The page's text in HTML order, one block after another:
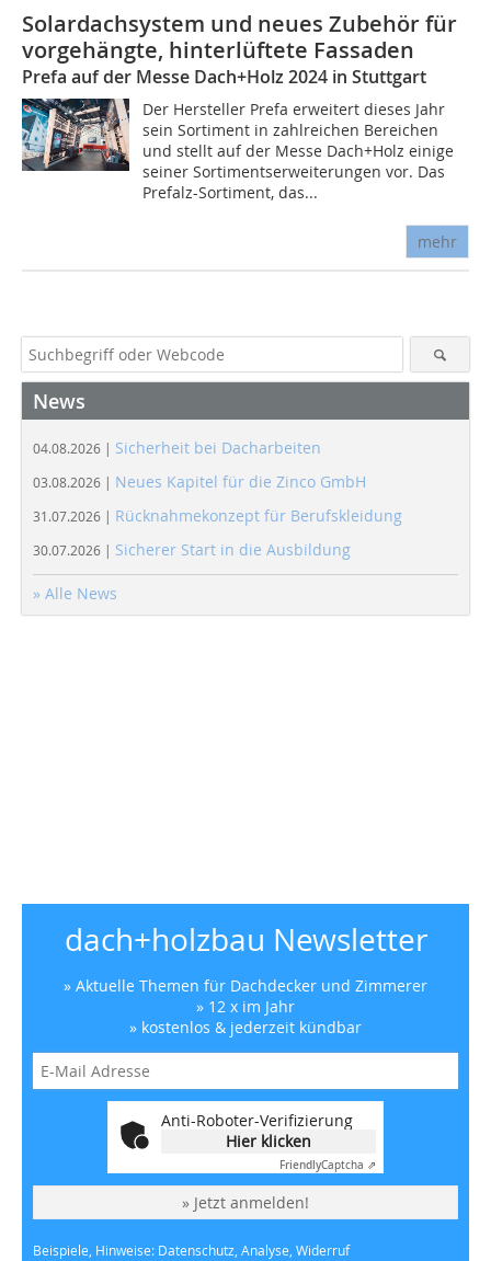
Solardachsystem und neues Zubehör für
vorgehängte, hinterlüftete Fassaden
Prefa auf der Messe Dach+Holz 2024 in Stuttgart
Der Hersteller Prefa erweitert dieses Jahr
sein Sortiment in zahlreichen Bereichen
und stellt auf der Messe Dach+Holz einige
seiner Sortimentserweiterungen vor. Das
Prefalz-Sortiment, das...
mehr
News
04.08.2026 | Sicherheit bei Dacharbeiten
03.08.2026 | Neues Kapitel für die Zinco GmbH
31.07.2026 | Rücknahmekonzept für Berufskleidung
30.07.2026 | Sicherer Start in die Ausbildung
» Alle News
dach+holzbau Newsletter
» Aktuelle Themen für Dachdecker und Zimmerer
» 12 x im Jahr
» kostenlos & jederzeit kündbar
Anti-Roboter-Verifizierung
Hier klicken
FriendlyCaptcha ⇗
» Jetzt anmelden!
Beispiele, Hinweise: Datenschutz, Analyse, Widerruf